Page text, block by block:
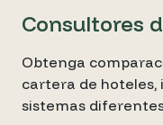
Consultores
Obtenga
cartera de hoteles,
sistemas